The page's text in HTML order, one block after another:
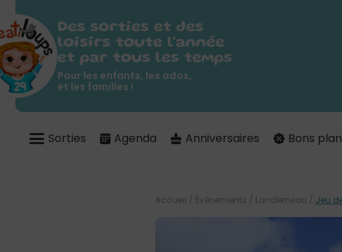
Des sorties et des
loisirs toute l'année
et par tous les temps
Pour les enfants, les ados,
et les familles !
Sorties Agenda Anniversaires Bons
Accueil / Évènements / Landerneau / Jeu